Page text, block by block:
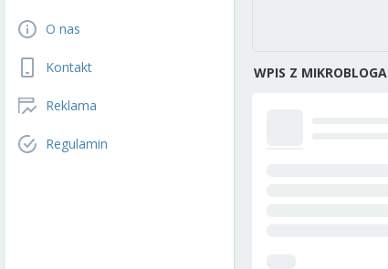
O nas
Kontakt
Reklama
Regulamin
WPIS Z MIKROBLOGA